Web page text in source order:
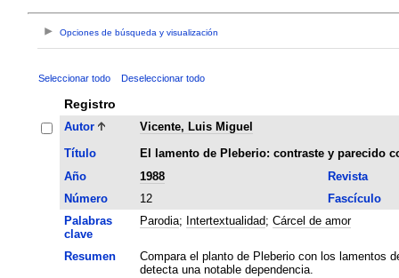
Opciones de búsqueda y visualización
Seleccionar todo Deseleccionar todo
Registro
Autor
Vicente, Luis Miguel
Título
El lamento de Pleberio: contraste y parecido
Año
1988
Revista
Número
12
Fascículo
Palabras
clave
Parodia; Intertextualidad; Cárcel de amor
Resumen
Compara el planto de Pleberio con los lamentos
detecta una notable dependencia.